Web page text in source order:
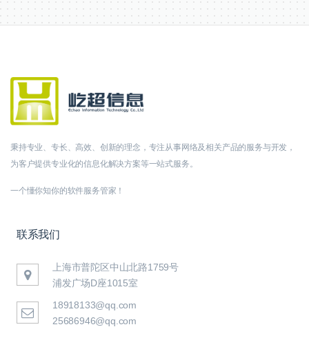
秉持专业、专长、高效、创新的理念，专注从事网络及相关产品的服务与开发，
为客户提供专业化的信息化解决方案等一站式服务。
一个懂你知你的软件服务管家！
联系我们
上海市普陀区中山北路1759号
浦发广场D座1015室
18918133@qq.com
25686946@qq.com